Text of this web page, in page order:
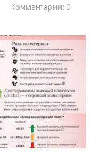
Комментарии: 0